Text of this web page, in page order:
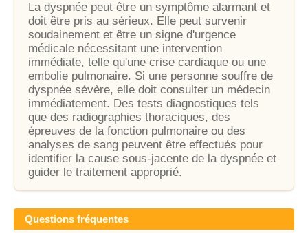
La dyspnée peut être un symptôme alarmant et
doit être pris au sérieux. Elle peut survenir
soudainement et être un signe d'urgence
médicale nécessitant une intervention
immédiate, telle qu'une crise cardiaque ou une
embolie pulmonaire. Si une personne souffre de
dyspnée sévère, elle doit consulter un médecin
immédiatement. Des tests diagnostiques tels
que des radiographies thoraciques, des
épreuves de la fonction pulmonaire ou des
analyses de sang peuvent être effectués pour
identifier la cause sous-jacente de la dyspnée et
guider le traitement approprié.
Questions fréquentes